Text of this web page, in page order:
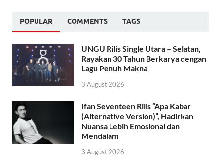
POPULAR COMMENTS TAGS
UNGU Rilis Single Utara – Selatan,
Rayakan 30 Tahun Berkarya dengan
Lagu Penuh Makna
3 August 2026
Ifan Seventeen Rilis “Apa Kabar
(Alternative Version)”, Hadirkan
Nuansa Lebih Emosional dan
Mendalam
3 August 2026